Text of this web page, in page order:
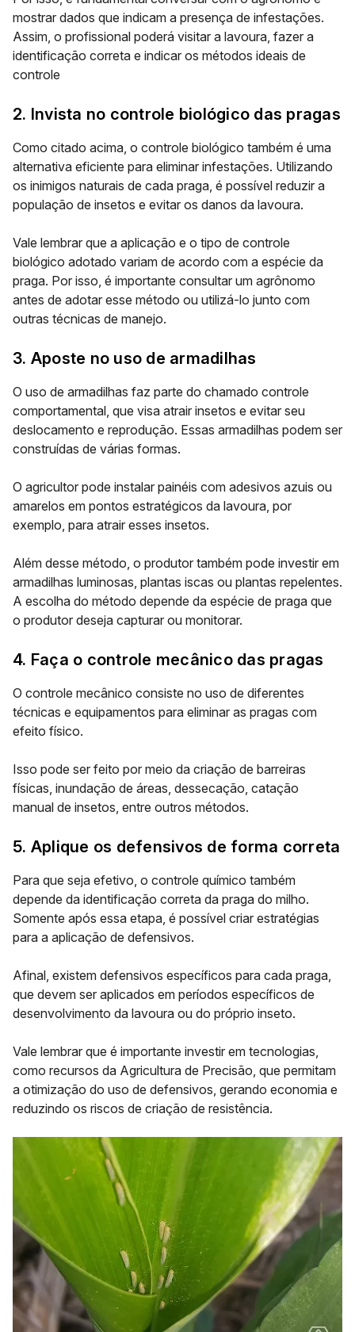
mostrar dados que indicam a presença de infestações.
Assim, o profissional poderá visitar a lavoura, fazer a
identificação correta e indicar os métodos ideais de
controle
2. Invista no controle biológico das pragas
Como citado acima, o controle biológico também é uma
alternativa eficiente para eliminar infestações. Utilizando
os inimigos naturais de cada praga, é possível reduzir a
população de insetos e evitar os danos da lavoura.
Vale lembrar que a aplicação e o tipo de controle
biológico adotado variam de acordo com a espécie da
praga. Por isso, é importante consultar um agrônomo
antes de adotar esse método ou utilizá-lo junto com
outras técnicas de manejo.
3. Aposte no uso de armadilhas
O uso de armadilhas faz parte do chamado controle
comportamental, que visa atrair insetos e evitar seu
deslocamento e reprodução. Essas armadilhas podem ser
construídas de várias formas.
O agricultor pode instalar painéis com adesivos azuis ou
amarelos em pontos estratégicos da lavoura, por
exemplo, para atrair esses insetos.
Além desse método, o produtor também pode investir em
armadilhas luminosas, plantas iscas ou plantas repelentes.
A escolha do método depende da espécie de praga que
o produtor deseja capturar ou monitorar.
4. Faça o controle mecânico das pragas
O controle mecânico consiste no uso de diferentes
técnicas e equipamentos para eliminar as pragas com
efeito físico.
Isso pode ser feito por meio da criação de barreiras
físicas, inundação de áreas, dessecação, catação
manual de insetos, entre outros métodos.
5. Aplique os defensivos de forma correta
Para que seja efetivo, o controle químico também
depende da identificação correta da praga do milho.
Somente após essa etapa, é possível criar estratégias
para a aplicação de defensivos.
Afinal, existem defensivos específicos para cada praga,
que devem ser aplicados em períodos específicos de
desenvolvimento da lavoura ou do próprio inseto.
Vale lembrar que é importante investir em tecnologias,
como recursos da Agricultura de Precisão, que permitam
a otimização do uso de defensivos, gerando economia e
reduzindo os riscos de criação de resistência.